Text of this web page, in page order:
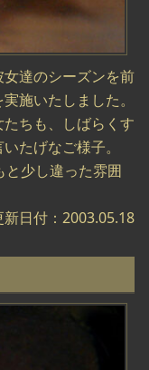
達のシーズンを前
施いたしました。
ちも、しばらくす
たげなご様子。
少し違った雰囲
新日付：2003.05.18